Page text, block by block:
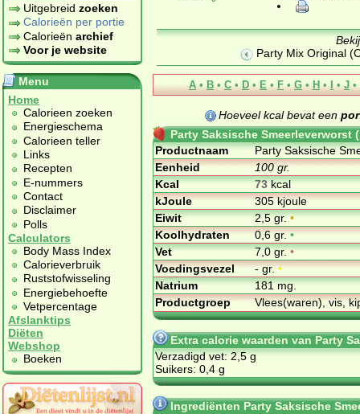
Uitgebreid zoeken
Calorieën per portie
Calorieën archief
Voor je website
Menu
Home
Calorieen zoeken
Energieschema
Calorieen teller
Links
Recepten
E-nummers
Contact
Disclaimer
Polls
Calculators
Body Mass Index
Calorieverbruik
Ruststofwisseling
Energiebehoefte
Vetpercentage
Afslanktips
Diëten
Webshop
Boeken
Party Mix Original
A • B • C • D • E • F • G • H • I • J •
Hoeveel kcal bevat een
Party Saksische Smeerleverworst
Productnaam
Party Saksische
Eenheid
100 gr.
Kcal
73kcal
kJoule
305 kjoule
Eiwit
2,5 gr.•
Koolhydraten
0,6 gr.•
Vet
7,0 gr.•
Voedingsvezel
- gr.•
Natrium
181 mg.
Productgroep
Vlees(waren), vis,
Extra calorie waarden van Party
Verzadigd vet: 2,5 g
Suikers: 0,4 g
Ingrediënten Party Saksische